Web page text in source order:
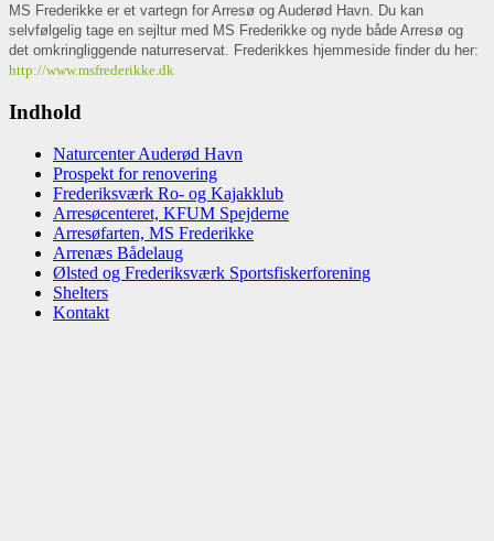
MS Frederikke er et vartegn for Arresø og Auderød Havn. Du kan
selvfølgelig tage en sejltur med MS Frederikke og nyde både Arresø og
det omkringliggende naturreservat. Frederikkes hjemmeside finder du her:
http://www.msfrederikke.dk
Indhold
Naturcenter Auderød Havn
Prospekt for renovering
Frederiksværk Ro- og Kajakklub
Arresøcenteret, KFUM Spejderne
Arresøfarten, MS Frederikke
Arrenæs Bådelaug
Ølsted og Frederiksværk Sportsfiskerforening
Shelters
Kontakt